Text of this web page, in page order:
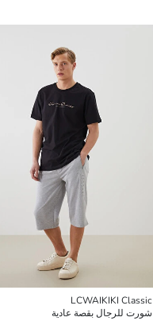
LCWAIKIKI Classic
شورت للرجال بقصة عادية